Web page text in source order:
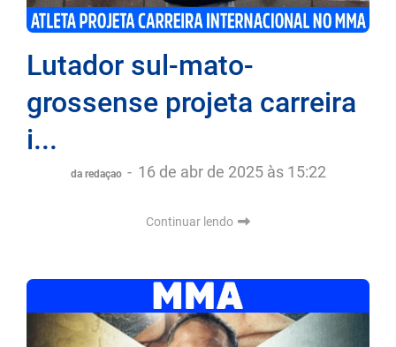
Lutador sul-mato-
grossense projeta carreira
i...
da redaçao - 16 de abr de 2025 às 15:22
Continuar lendo